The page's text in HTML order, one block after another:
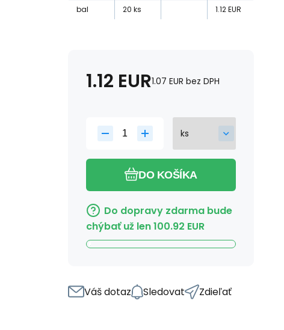
bal
20 ks 1.12EUR
1.12 EUR1.07 EUR bez DPH
DO KOŠÍKA
Do dopravy zdarma bude
chýbať už len100.92 EUR
Váš dotaz Sledovat Zdieľať